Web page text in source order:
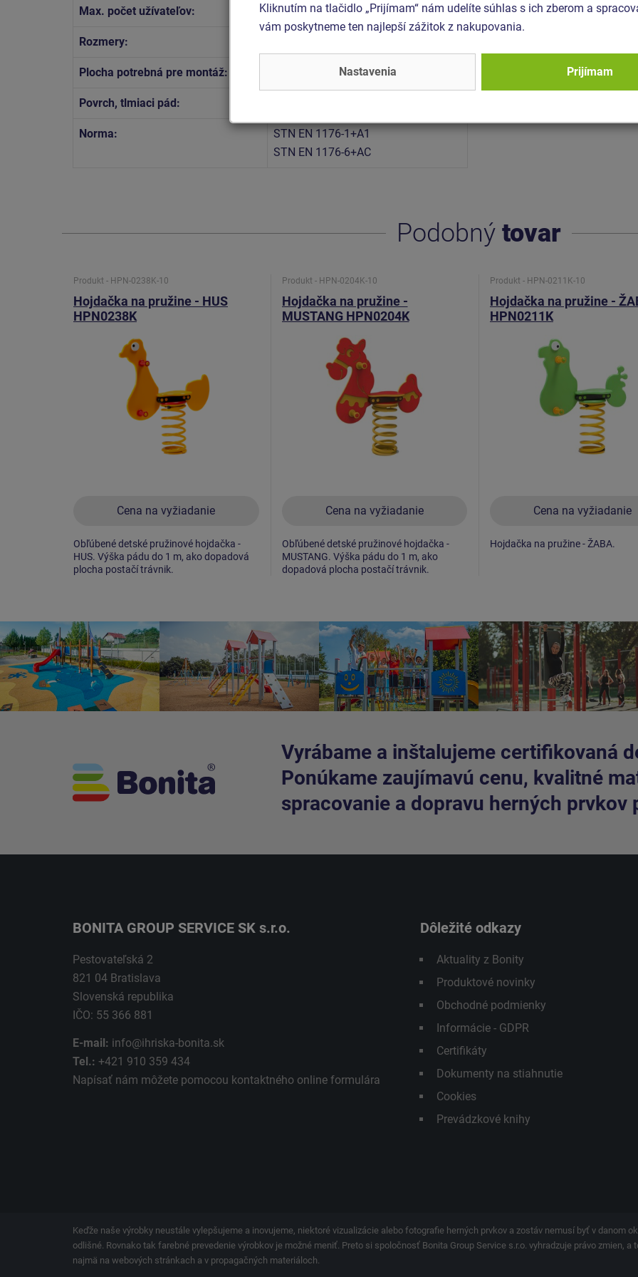
Max. počet užívateľov: 1
Rozmery:
Plocha potrebná pre montáž:
Povrch, tlmiaci pád:
Norma:
STN EN 1176-1+A1
STN EN 1176-6+AC
Podobný tovar
Produkt - HPN-0238K-10
Hojdačka na pružine - HUS
HPN0238K
Cena na vyžiadanie
Obľúbené detské pružinové hojdačka -
HUS. Výška pádu do 1 m, ako dopadová
plocha postačí trávnik.
Produkt - HPN-0204K-10
Hojdačka na pružine -
MUSTANG HPN0204K
Cena na vyžiadanie
Obľúbené detské pružinové hojdačka -
MUSTANG. Výška pádu do 1 m, ako
dopadová plocha postačí trávnik.
Produkt - HPN-0211K-10
Hojdačka na pružine -
HPN0211K
Cena na vyžiadanie
Hojdačka na pružine - ŽABA.
Vyrábame a inštalujeme certifikovaná
Ponúkame zaujímavú cenu, kvalitné
spracovanie a dopravu herných prvkov
BONITA GROUP SERVICE SK s.r.o.
Pestovateľská 2
821 04 Bratislava
Slovenská republika
IČO: 55 366 881
E-mail: info@ihriska-bonita.sk
Tel.: +421 910 359 434
Napísať nám môžete pomocou kontaktného online formulára
Dôležité odkazy
Aktuality z Bonity
Produktové novinky
Obchodné podmienky
Informácie - GDPR
Certifikáty
Dokumenty na stiahnutie
Cookies
Prevádzkové knihy
Keďže naše výrobky neustále vylepšujeme a inovujeme, niektoré vizualizácie alebo fotografie herných prvkov a zostáv nemusí byť v danom
odlišné. Rovnako tak farebné prevedenie výrobkov je možné meniť. Preto si spoločnosť Bonita Group Service s.r.o. vyhradzuje právo zmien,
najmä na webových stránkach a v propagačných materiáloch.
Kliknutím na tlačidlo „Prijímam“ nám udelíte súhlas s ich zberom a
vám poskytneme ten najlepší zážitok z nakupovania.
Nastavenia Prijímam